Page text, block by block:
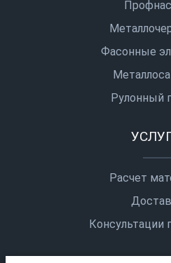
Фасонные
Рулонный
Расчет
Консультации